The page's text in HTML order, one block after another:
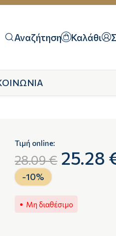
Αναζήτηση Καλάθι
Τιμή online:
28.09 € 25.28
-10%
Μη διαθέσιμο